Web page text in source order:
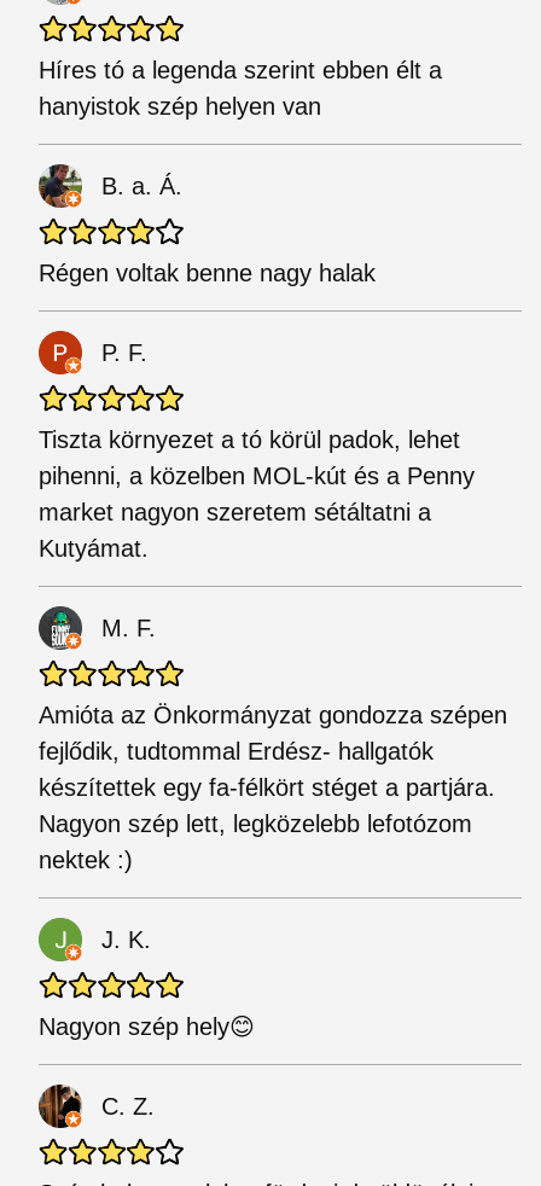
Híres tó a legenda szerint ebben élt a
hanyistok szép helyen van
B. a. Á.
Régen voltak benne nagy halak
P. F.
Tiszta környezet a tó körül padok, lehet
pihenni, a közelben MOL-kút és a Penny
market nagyon szeretem sétáltatni a
Kutyámat.
M. F.
Amióta az Önkormányzat gondozza szépen
fejlődik, tudtommal Erdész- hallgatók
készítettek egy fa-félkört stéget a partjára.
Nagyon szép lett, legközelebb lefotózom
nektek :)
J. K.
Nagyon szép hely😊
C. Z.